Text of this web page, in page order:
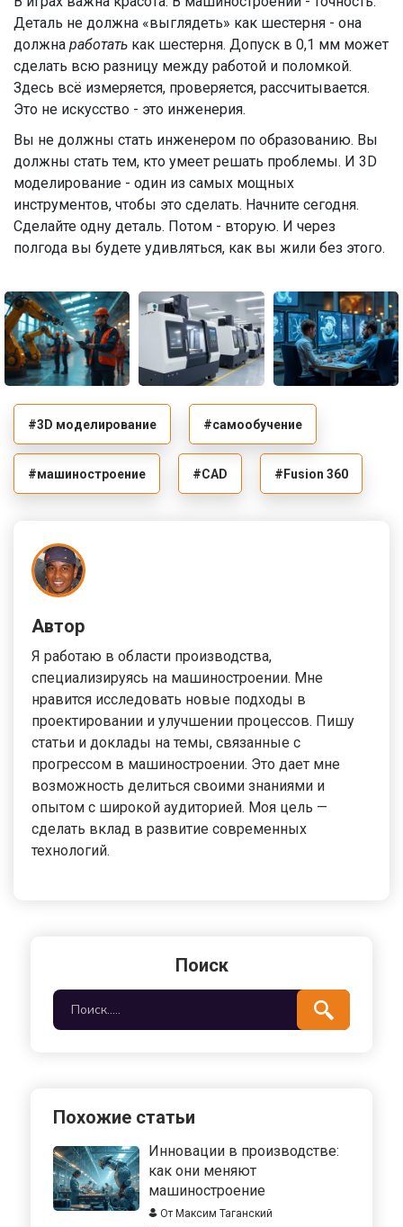
Деталь не должна «выглядеть» как шестерня - она
должна работать как шестерня. Допуск в 0,1 мм может
сделать всю разницу между работой и поломкой.
Здесь всё измеряется, проверяется, рассчитывается.
Это не искусство - это инженерия.
Вы не должны стать инженером по образованию. Вы
должны стать тем, кто умеет решать проблемы. И 3D
моделирование - один из самых мощных
инструментов, чтобы это сделать. Начните сегодня.
Сделайте одну деталь. Потом - вторую. И через
полгода вы будете удивляться, как вы жили без этого.
#3D моделирование #самообучение
#машиностроение #CAD #Fusion 360
Автор
Я работаю в области производства,
специализируясь на машиностроении. Мне
нравится исследовать новые подходы в
проектировании и улучшении процессов. Пишу
статьи и доклады на темы, связанные с
прогрессом в машиностроении. Это дает мне
возможность делиться своими знаниями и
опытом с широкой аудиторией. Моя цель —
сделать вклад в развитие современных
технологий.
Поиск
Похожие статьи
Инновации в производстве:
как они меняют
машиностроение
От Максим Таганский